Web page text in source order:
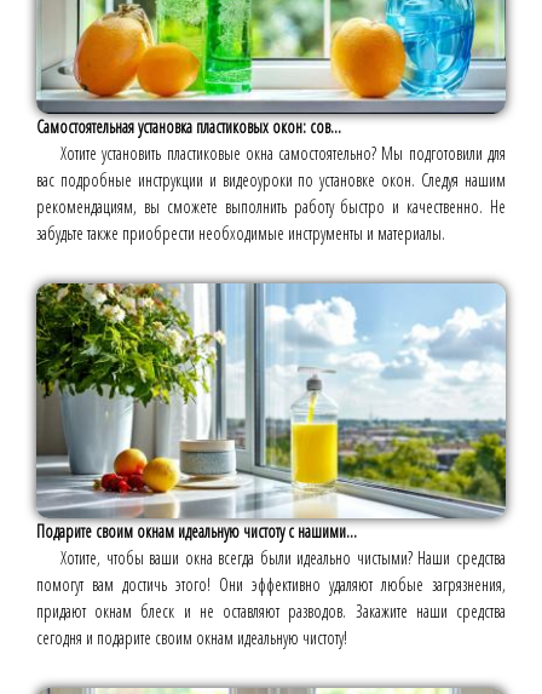
Самостоятельная установка пластиковых окон: сов...
Хотите установить пластиковые окна самостоятельно? Мы подготовили для
вас подробные инструкции и видеоуроки по установке окон. Следуя нашим
рекомендациям, вы сможете выполнить работу быстро и качественно. Не
забудьте также приобрести необходимые инструменты и материалы.
Подарите своим окнам идеальную чистоту с нашими...
Хотите, чтобы ваши окна всегда были идеально чистыми? Наши средства
помогут вам достичь этого! Они эффективно удаляют любые загрязнения,
придают окнам блеск и не оставляют разводов. Закажите наши средства
сегодня и подарите своим окнам идеальную чистоту!